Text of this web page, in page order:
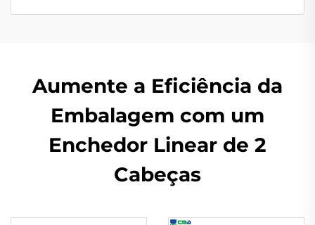
Aumente a Eficiência da
Embalagem com um
Enchedor Linear de 2
Cabeças